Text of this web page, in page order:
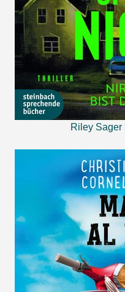
Riley Sager